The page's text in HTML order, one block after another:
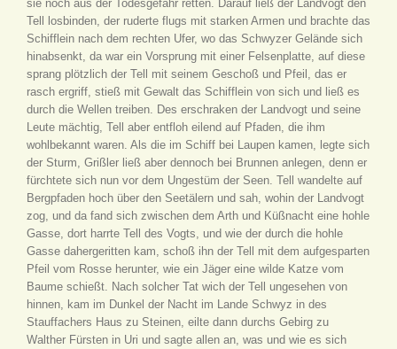
sie noch aus der Todesgefahr retten. Darauf ließ der Landvogt den
Tell losbinden, der ruderte flugs mit starken Armen und brachte das
Schifflein nach dem rechten Ufer, wo das Schwyzer Gelände sich
hinabsenkt, da war ein Vorsprung mit einer Felsenplatte, auf diese
sprang plötzlich der Tell mit seinem Geschoß und Pfeil, das er
rasch ergriff, stieß mit Gewalt das Schifflein von sich und ließ es
durch die Wellen treiben. Des erschraken der Landvogt und seine
Leute mächtig, Tell aber entfloh eilend auf Pfaden, die ihm
wohlbekannt waren. Als die im Schiff bei Laupen kamen, legte sich
der Sturm, Grißler ließ aber dennoch bei Brunnen anlegen, denn er
fürchtete sich nun vor dem Ungestüm der Seen. Tell wandelte auf
Bergpfaden hoch über den Seetälern und sah, wohin der Landvogt
zog, und da fand sich zwischen dem Arth und Küßnacht eine hohle
Gasse, dort harrte Tell des Vogts, und wie der durch die hohle
Gasse dahergeritten kam, schoß ihn der Tell mit dem aufgesparten
Pfeil vom Rosse herunter, wie ein Jäger eine wilde Katze vom
Baume schießt. Nach solcher Tat wich der Tell ungesehen von
hinnen, kam im Dunkel der Nacht im Lande Schwyz in des
Stauffachers Haus zu Steinen, eilte dann durchs Gebirg zu
Walther Fürsten in Uri und sagte allen an, was und wie es sich